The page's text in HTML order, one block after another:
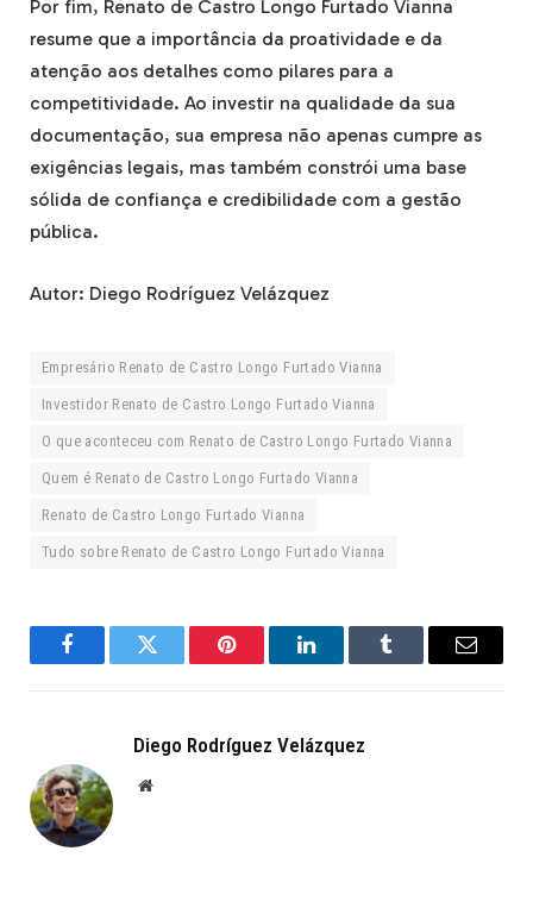
Por fim, Renato de Castro Longo Furtado Vianna
resume que a importância da proatividade e da
atenção aos detalhes como pilares para a
competitividade. Ao investir na qualidade da sua
documentação, sua empresa não apenas cumpre as
exigências legais, mas também constrói uma base
sólida de confiança e credibilidade com a gestão
pública.
Autor: Diego Rodríguez Velázquez
Empresário Renato de Castro Longo Furtado Vianna
Investidor Renato de Castro Longo Furtado Vianna
O que aconteceu com Renato de Castro Longo Furtado Vianna
Quem é Renato de Castro Longo Furtado Vianna
Renato de Castro Longo Furtado Vianna
Tudo sobre Renato de Castro Longo Furtado Vianna
FacebookTwitter Pinterest LinkedInTumblr Email
Diego Rodríguez Velázquez
Website